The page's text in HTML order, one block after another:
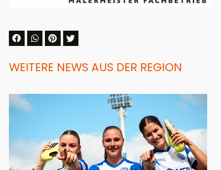
WEITERE NEWS AUS DER REGION